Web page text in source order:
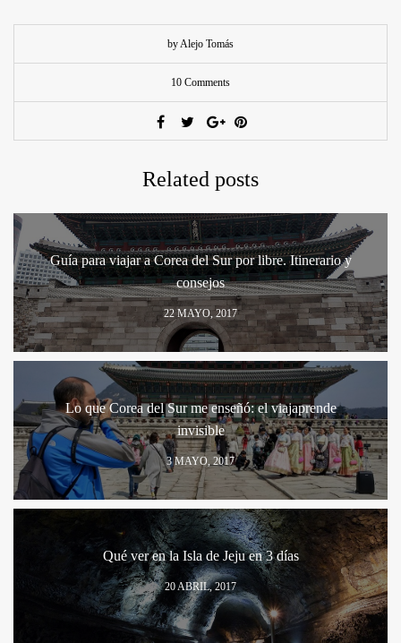
by Alejo Tomás
10 Comments
Related posts
Guía para viajar a Corea del Sur por libre. Itinerario y
consejos
22 MAYO, 2017
Lo que Corea del Sur me enseñó: el viajaprende
invisible
3 MAYO, 2017
Qué ver en la Isla de Jeju en 3 días
20 ABRIL, 2017